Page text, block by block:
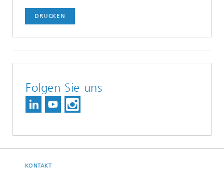
DRUCKEN
Folgen Sie uns
KONTAKT